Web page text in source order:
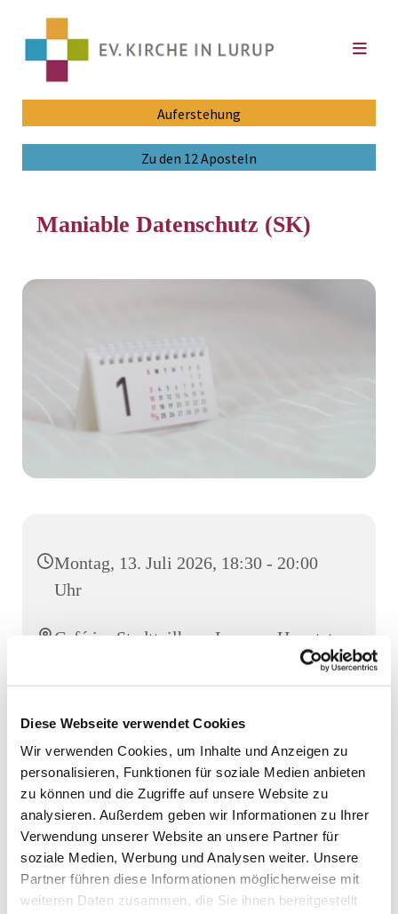
Diese Webseite verwendet Cookies
Wir verwenden Cookies, um Inhalte und Anzeigen zu
personalisieren, Funktionen für soziale Medien anbieten
zu können und die Zugriffe auf unsere Website zu
analysieren. Außerdem geben wir Informationen zu Ihrer
Verwendung unserer Website an unsere Partner für
soziale Medien, Werbung und Analysen weiter. Unsere
Partner führen diese Informationen möglicherweise mit
weiteren Daten zusammen, die Sie ihnen bereitgestellt
Auferstehung
Zu den 12 Aposteln
Maniable Datenschutz (SK)
Montag, 13. Juli 2026, 18:30 - 20:00
Uhr
Café im Stadtteilhaus Luruper Hauptstr.
155, Luruper Hauptstr. 155, 22547
Hamburg